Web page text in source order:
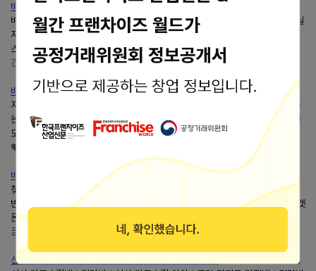
배스킨라빈스산딸기가 끌리는 연유 베라 소르베 맛과 칼로리
배스킨라빈스새로운 모델로 발탁된 박지훈 배우님이 꽤 핫하더라고요~? 사실
저는 얼굴을 보고도... 베스킨라빈스 마이원 와츄원까지! 원피스 루피와 토이
스토리를 담은 아이스크림케이크 역시 인기가...
건강하고 행복한 하루하루❤
blog.naver.com/wldmssnla1
배스킨라빈스원피스 고무고무열매 파인트 구매성공~
지금배스킨라빈스에서는~ 한창 원피스 콜라보 중~~!!!! 이런거 일본서만 해주
는줄 알았는데 국내에서도... 그래서 마침 쉬는 날이겠다, 영화도 볼겸 배스킨
도 들러보기로 한 것. 영화관에서 제일 가까운...
♥사과나무♥
배스킨라빈스31포켓몬 말랑 포도 메타몽 달빛 레몬 블래키 맛
찾고 있는 분들에게도 한 번쯤 경험해볼 만한 메뉴로 느껴졌어요. #베스킨라
빈스 #배스킨라빈스#배스킨라빈스31 #배스킨라빈스메뉴 #배스킨라빈스포켓
몬 #배스킨라빈스맛 #말랑포도메타몽 #달빛레몬블래키
끌림
blog.naver.com/jini4998
신사 가로수길 여름 디저트 맛집배스킨라빈스10미니...